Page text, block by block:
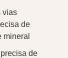
vias
de
mineral
de